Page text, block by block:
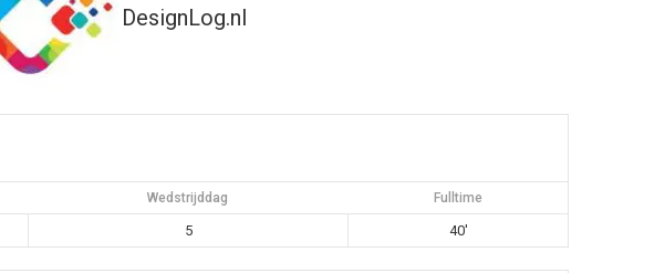
DesignLog.nl
Wedstrijddag Fulltime
5 40'